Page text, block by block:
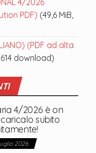
4/2026
PDF) (49,6 MiB,
(PDF ad alta
614 download)
4/2026 è on
subito
2026